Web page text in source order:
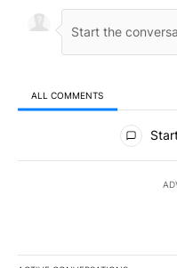
ALL COMMENTS
All Comments